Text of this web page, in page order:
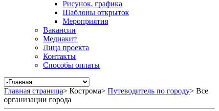
Рисунок, графика
Шаблоны открыток
Мероприятия
Вакансии
Медиакит
Лица проекта
Контакты
Способы оплаты
Главная страница> Кострома> Путеводитель по городу> Все
организации города